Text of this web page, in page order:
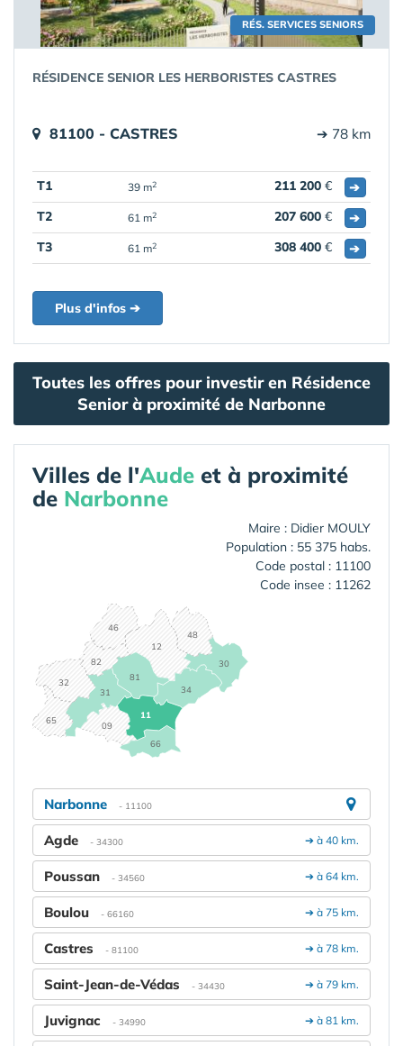
RÉS. SERVICES SENIORS
RÉSIDENCE SENIOR LES HERBORISTES CASTRES
81100 - CASTRES ➔ 78 km
T1 39 m2 211 200 €
➔
T2
61 m2 207 600 €
➔
T3
61 m2 308 400 € ➔
Plus d'infos ➔
Toutes les offres pour investir en Résidence
Senior à proximité de Narbonne
Villes de l'Aude et à proximité
de Narbonne
Maire : Didier MOULY
Population : 55 375 habs.
Code postal : 11100
Code insee : 11262
09
11
12
30
31
32
34
46
48
65
66
81
82
Narbonne - 11100
➔ à 40 km.
Agde - 34300
➔ à 64 km.
Poussan - 34560
➔ à 75 km.
Boulou - 66160
➔ à 78 km.
Castres - 81100
➔ à 79 km.
Saint-Jean-de-Védas - 34430
➔ à 81 km.
Juvignac - 34990